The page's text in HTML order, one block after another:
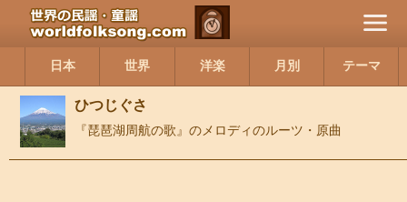
日本 世界 洋楽 月別 テーマ
ひつじぐさ
『琵琶湖周航の歌』のメロディのルーツ・原曲